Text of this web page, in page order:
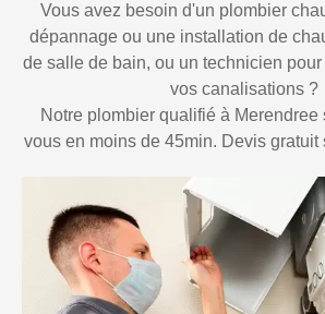
Vous avez besoin d'un plombier
dépannage ou une installation de
de salle de bain, ou un technicien
vos canalisations ?
Notre plombier qualifié à Merendree
vous en moins de 45min. Devis gratuit